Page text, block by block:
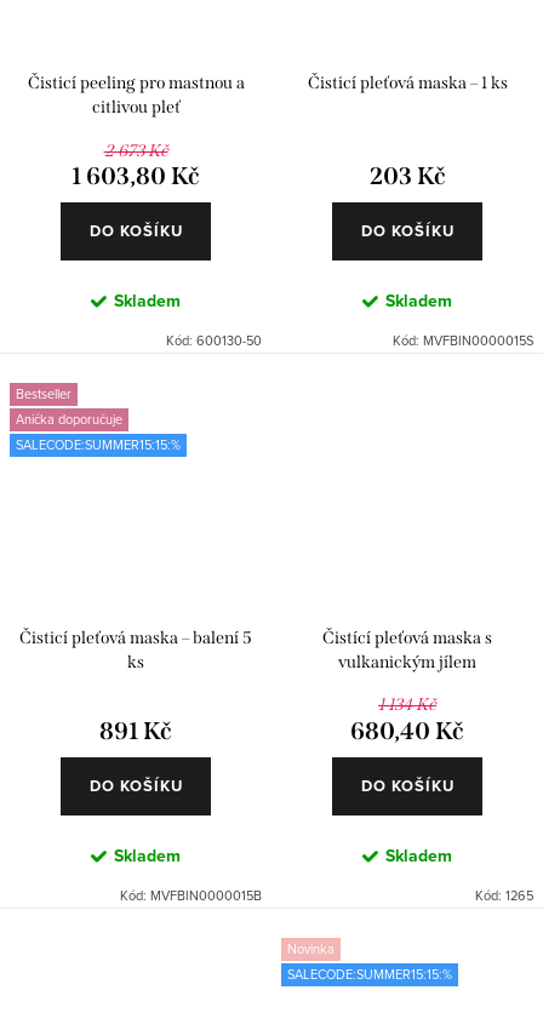
Čisticí peeling pro mastnou a
citlivou pleť
2 673 Kč
1 603,80 Kč
DO KOŠÍKU
Skladem
Kód: 600130-50
Čisticí pleťová maska – 1 ks
203 Kč
DO KOŠÍKU
Skladem
Kód: MVFBIN0000015S
Bestseller
Anička doporučuje
SALECODE:SUMMER15:15:%
Čisticí pleťová maska – balení 5
ks
891 Kč
DO KOŠÍKU
Skladem
Kód: MVFBIN0000015B
Čistící pleťová maska s
vulkanickým jílem
1 134 Kč
680,40 Kč
DO KOŠÍKU
Skladem
Kód: 1265
Novinka
SALECODE:SUMMER15:15:%